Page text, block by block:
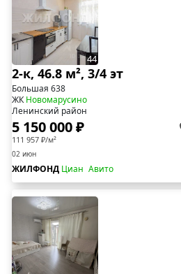
44
2-к, 46.8 м², 3/4 эт
Большая 638
ЖКНовомарусино
Ленинский район
5 150 000 ₽
111 957 ₽/м²
02 июн
ЖИЛФОНД Циан Авито